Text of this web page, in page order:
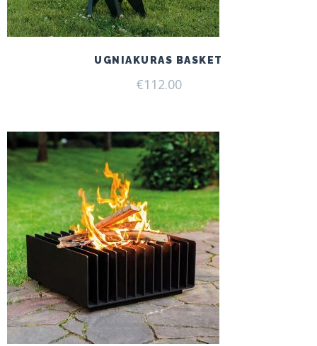
UGNIAKURAS BASKET
€112.00